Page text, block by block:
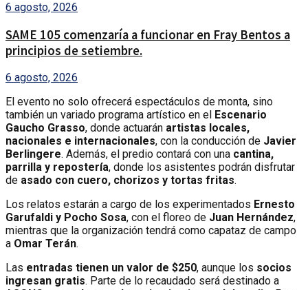
6 agosto, 2026
SAME 105 comenzaría a funcionar en Fray Bentos a
principios de setiembre.
6 agosto, 2026
El evento no solo ofrecerá espectáculos de monta, sino
también un variado programa artístico en el Escenario
Gaucho Grasso, donde actuarán artistas locales,
nacionales e internacionales, con la conducción de Javier
Berlingere. Además, el predio contará con una cantina,
parrilla y repostería, donde los asistentes podrán disfrutar
de asado con cuero, chorizos y tortas fritas.
Los relatos estarán a cargo de los experimentados Ernesto
Garufaldi y Pocho Sosa, con el floreo de Juan Hernández,
mientras que la organización tendrá como capataz de campo
a Omar Terán.
Las entradas tienen un valor de $250, aunque los socios
ingresan gratis. Parte de lo recaudado será destinado a